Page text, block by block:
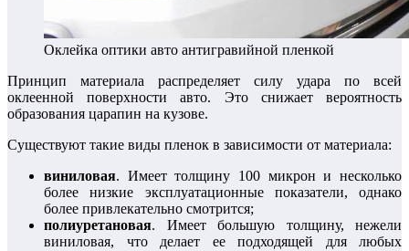
Оклейка оптики авто антигравийной пленкой
Принцип материала распределяет силу удара по всей
оклеенной поверхности авто. Это снижает вероятность
образования царапин на кузове.
Существуют такие виды пленок в зависимости от материала:
виниловая. Имеет толщину 100 микрон и несколько
более низкие эксплуатационные показатели, однако
более привлекательно смотрится;
полиуретановая. Имеет большую толщину, нежели
виниловая, что делает ее подходящей для любых